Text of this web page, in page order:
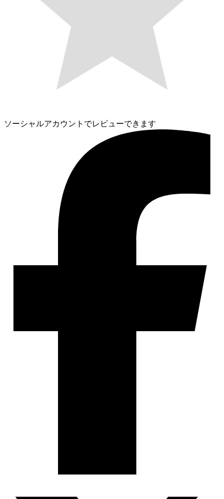
ソーシャルアカウントでレビューできます